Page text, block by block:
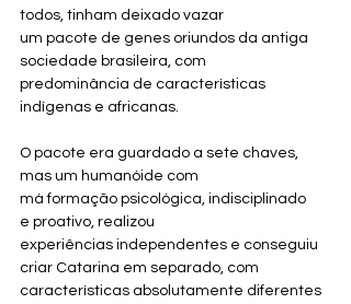
todos, tinham deixado vazar
um pacote de genes oriundos da antiga
sociedade brasileira, com
predominância de características
indígenas e africanas.
O pacote era guardado a sete chaves,
mas um humanóide com
má formação psicológica, indisciplinado
e proativo, realizou
experiências independentes e conseguiu
criar Catarina em separado, com
características absolutamente diferentes